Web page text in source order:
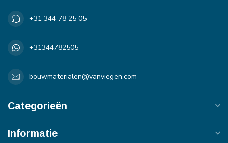
+31 344 78 25 05
+31344782505
bouwmaterialen@vanviegen.com
Categorieën
Informatie